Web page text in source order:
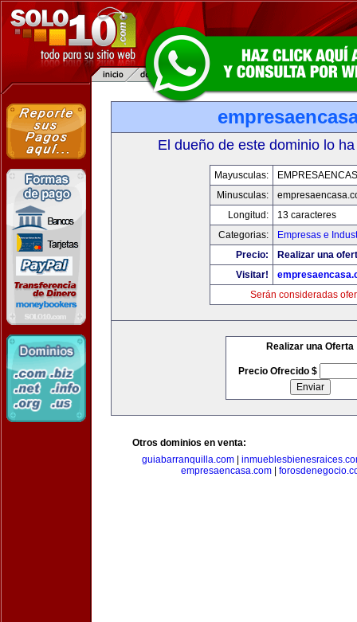
El dueño de este dominio lo
Mayusculas:
Minusculas:
Longitud:
13 caracteres
Categorias:
Empresas e
Precio:
Realizar una
Visitar!
Serán consideradas
Realizar una Oferta
Precio Ofrecido $
Otros dominios en venta:
guiabarranquilla.com|
empresaencasa.com|